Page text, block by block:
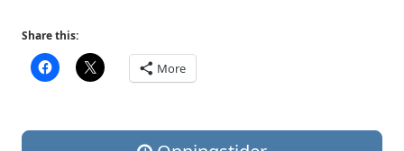
Share this:
More